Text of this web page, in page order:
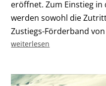
eröffnet. Zum Einstieg in
werden sowohl die
Zustiegs-Förderband
weiterlesen